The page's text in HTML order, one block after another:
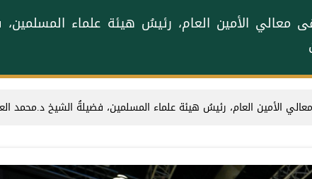
معالي الأمين العام، رئيسُ هيئة علماء
معالي الأمين العام، رئيسُ هيئة علماء المسلمين، فضيلةُ الشيخ د.⁧‫محمد